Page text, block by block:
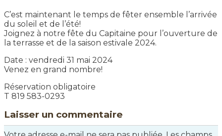
C’est maintenant le temps de fêter ensemble l’arrivée
du soleil et de l’été!
Joignez à notre fête du Capitaine pour l’ouverture de
la terrasse et de la saison estivale 2024.
Date : vendredi 31 mai 2024
Venez en grand nombre!
Réservation obligatoire
T 819 583-0293
Laisser un commentaire